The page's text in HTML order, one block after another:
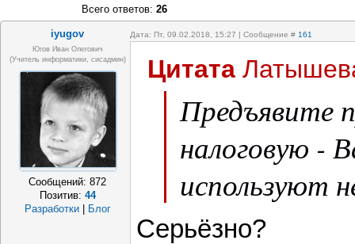
Всего ответов:26
iyugov Дата: Пт, 09.02.2018, 15:27 | Сообщение # 161
Югов Иван Олегович
(Учитель информатики, сисадмин)
Сообщений:872
Позитив: 44
Разработки
Блог
Цитата
Предъявите
налоговую -
используют
Серьёзно?